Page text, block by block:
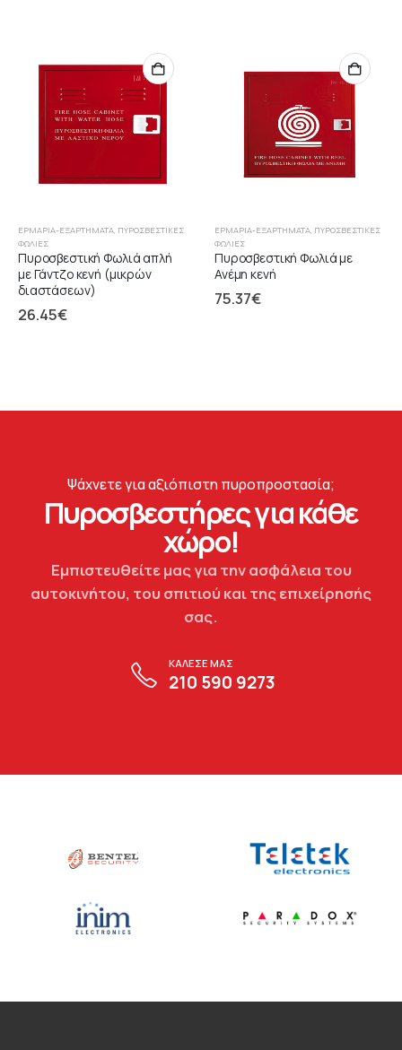
ΕΡΜΆΡΙΑ-ΕΞΑΡΤΉΜΑΤΑ, ΠΥΡΟΣΒΕΣΤΙΚΈΣ
ΦΩΛΙΈΣ
Πυροσβεστική Φωλιά απλή
με Γάντζο κενή (μικρών
διαστάσεων)
26.45€
ΕΡΜΆΡΙΑ-ΕΞΑΡΤΉΜΑΤΑ, ΠΥΡΟΣΒΕΣΤΙΚΈΣ
ΦΩΛΙΈΣ
Πυροσβεστική Φωλιά με
Ανέμη κενή
75.37€
Ψάχνετε για αξιόπιστη πυροπροστασία;
Πυροσβεστήρες για κάθε
χώρο!
Εμπιστευθείτε μας για την ασφάλεια του
αυτοκινήτου, του σπιτιού και της επιχείρησής
σας.
ΚΑΛΕΣΕ ΜΑΣ
210 590 9273